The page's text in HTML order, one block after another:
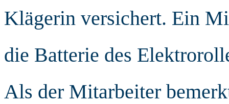
Klägerin versichert. Ein
die Batterie des
Als der Mitarbeiter